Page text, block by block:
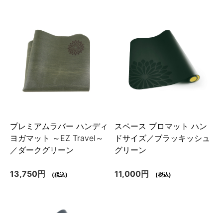
プレミアムラバー ハンディ
ヨガマット ～EZ Travel～
／ダークグリーン
13,750円 (税込)
スペース プロマット ハン
ドサイズ／ブラッキッシュ
グリーン
11,000円 (税込)